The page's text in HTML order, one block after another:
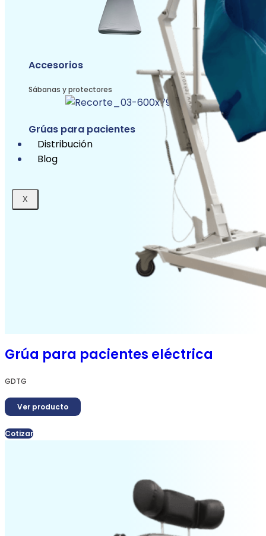
Accesorios
Sábanas y protectores
Grúas para pacientes
Distribución
Blog
X
Grúa para pacientes eléctrica
GDTG
Ver producto
Cotizar